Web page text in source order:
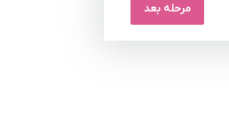
مرحله بعد